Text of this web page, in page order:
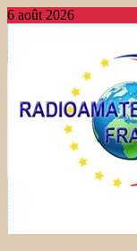
6 août 2026